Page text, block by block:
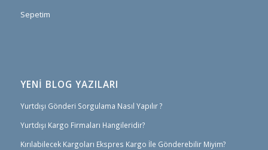
Sepetim
YENİ BLOG YAZILARI
Yurtdışı Gönderi Sorgulama Nasıl Yapılır ?
Yurtdışı Kargo Firmaları Hangileridir?
Kırılabilecek Kargoları Ekspres Kargo İle Gönderebilir Miyim?